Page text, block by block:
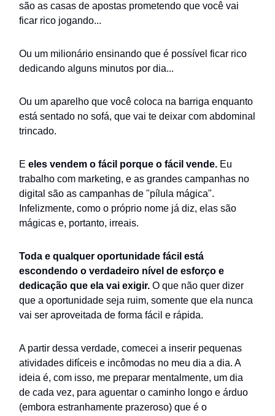
são as casas de apostas prometendo que você vai
ficar rico jogando...
Ou um milionário ensinando que é possível ficar rico
dedicando alguns minutos por dia...
Ou um aparelho que você coloca na barriga enquanto
está sentado no sofá, que vai te deixar com abdominal
trincado.
E eles vendem o fácil porque o fácil vende. Eu
trabalho com marketing, e as grandes campanhas no
digital são as campanhas de "pílula mágica".
Infelizmente, como o próprio nome já diz, elas são
mágicas e, portanto, irreais.
Toda e qualquer oportunidade fácil está
escondendo o verdadeiro nível de esforço e
dedicação que ela vai exigir. O que não quer dizer
que a oportunidade seja ruim, somente que ela nunca
vai ser aproveitada de forma fácil e rápida.
A partir dessa verdade, comecei a inserir pequenas
atividades difíceis e incômodas no meu dia a dia. A
ideia é, com isso, me preparar mentalmente, um dia
de cada vez, para aguentar o caminho longo e árduo
(embora estranhamente prazeroso) que é o